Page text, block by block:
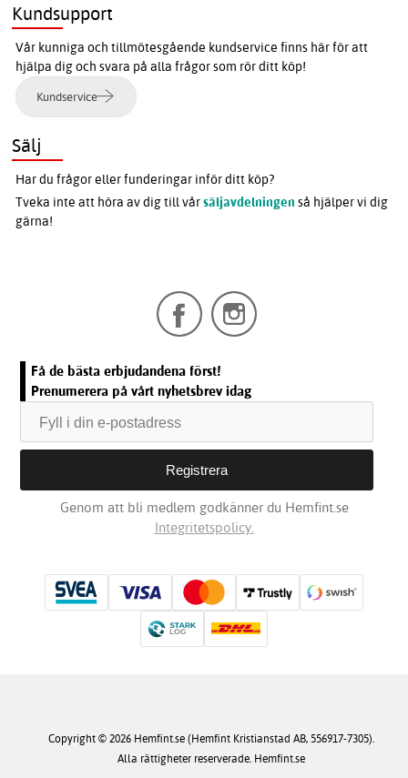
Kundsupport
Vår kunniga och tillmötesgående kundservice finns här för att
hjälpa dig och svara på alla frågor som rör ditt köp!
Kundservice
Sälj
Har du frågor eller funderingar inför ditt köp?
Tveka inte att höra av dig till vårsäljavdelningen så hjälper vi dig
gärna!
Få de bästa erbjudandena först!
Prenumerera på vårt nyhetsbrev idag
Genom att bli medlem godkänner du Hemfint.se
Integritetspolicy.
Copyright © 2026 Hemfint.se (Hemfint Kristianstad AB, 556917-7305).
Alla rättigheter reserverade. Hemfint.se